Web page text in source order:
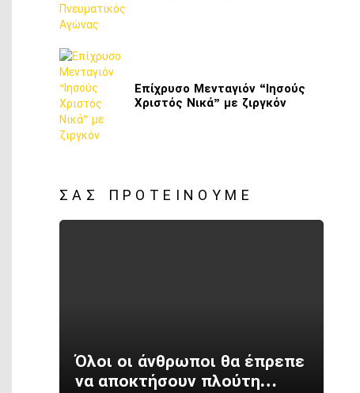
Επίχρυσο Μενταγιόν “Ιησούς
Χριστός Νικά” με ζιργκόν
ΣΑΣ ΠΡΟΤΕΊΝΟΥΜΕ
Όλοι οι άνθρωποι θα έπρεπε
να αποκτήσουν πλούτη…